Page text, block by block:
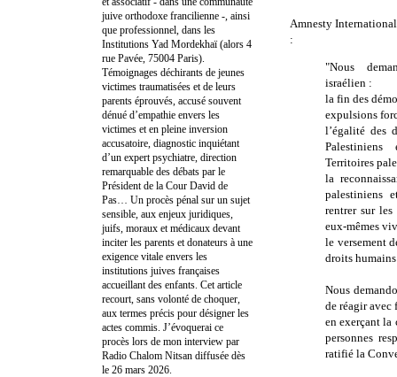
Amnesty
:
"Nous
israélien :
la fin des
expulsions
l’égalité des
Territoires
la
palestiniens
rentrer sur
eux-mêmes
le versement
droits
Nous
de réagir
en exerçant la
personnes
ratifié la
juive orthodoxe francilienne -, ainsi
que professionnel, dans les
Institutions Yad Mordekhaï (alors 4
rue Pavée, 75004 Paris).
Témoignages déchirants de jeunes
victimes traumatisées et de leurs
parents éprouvés, accusé souvent
dénué d’empathie envers les
victimes et en pleine inversion
accusatoire, diagnostic inquiétant
d’un expert psychiatre, direction
remarquable des débats par le
Président de la Cour David de
Pas… Un procès pénal sur un sujet
sensible, aux enjeux juridiques,
juifs, moraux et médicaux devant
inciter les parents et donateurs à une
exigence vitale envers les
institutions juives françaises
accueillant des enfants. Cet article
recourt, sans volonté de choquer,
aux termes précis pour désigner les
actes commis. J’évoquerai ce
procès lors de mon interview par
Radio Chalom Nitsan diffusée dès
le 26 mars 2026.